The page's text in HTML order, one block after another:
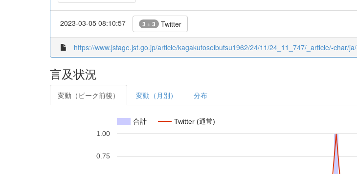
2023-03-05 08:10:57 3 + 3 Twitter
https://www.jstage.jst.go.jp/article/kagakutoseibutsu1962/24/11/24_11_747/_article/-char/ja/
言及状況
変動（ピーク前後） 変動（月別） 分布
合計 Twitter (通常)
0.75
1.00